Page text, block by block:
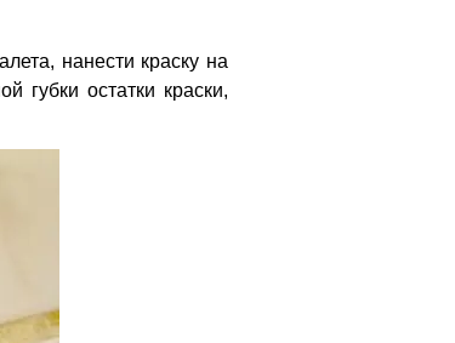
нанести краску на
губки остатки краски,